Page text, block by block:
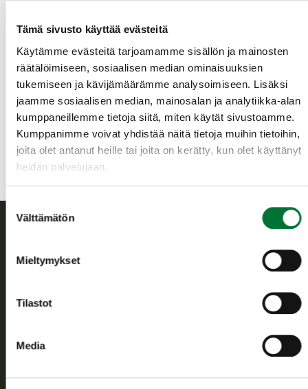
Tämä sivusto käyttää evästeitä
Käytämme evästeitä tarjoamamme sisällön ja mainosten
räätälöimiseen, sosiaalisen median ominaisuuksien
tukemiseen ja kävijämäärämme analysoimiseen. Lisäksi
jaamme sosiaalisen median, mainosalan ja analytiikka-alan
kumppaneillemme tietoja siitä, miten käytät sivustoamme.
Kumppanimme voivat yhdistää näitä tietoja muihin tietoihin,
joita olet antanut heille tai joita on kerätty, kun olet käyttänyt
heidän palvelujaan.
Suostumuksen
valinta
Välttämätön
Mieltymykset
Tilastot
Media
haukipudas@rhy.riista.fi
Haukiputaan riistanhoitoyhdistys
Oulu
haukipudas@rhy.riista.fi
riistanhoitoyhdistysten toimintaa ja huolehtii riistapolitiikan
toimeenpanosta sekä vastaa sille säädetyistä julkisista
Tietoa meistä